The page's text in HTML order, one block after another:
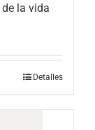
la vida
Detalles